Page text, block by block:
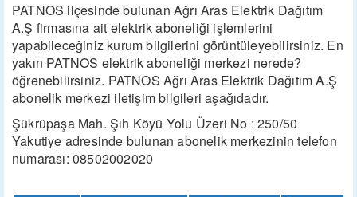
PATNOS ilçesinde bulunan Ağrı Aras Elektrik Dağıtım
A.Ş firmasına ait elektrik aboneliği işlemlerini
yapabileceğiniz kurum bilgilerini görüntüleyebilirsiniz. En
yakın PATNOS elektrik aboneliği merkezi nerede?
öğrenebilirsiniz. PATNOS Ağrı Aras Elektrik Dağıtım A.Ş
abonelik merkezi iletişim bilgileri aşağıdadır.
Şükrüpaşa Mah. Şıh Köyü Yolu Üzeri No : 250/50
Yakutiye adresinde bulunan abonelik merkezinin telefon
numarası: 08502002020